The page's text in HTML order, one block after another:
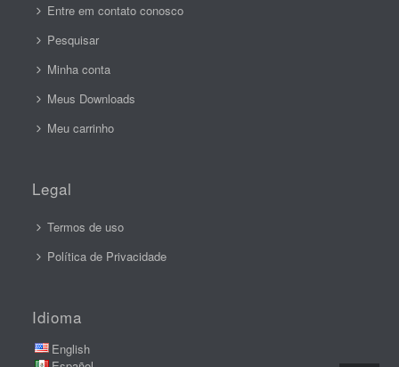
Entre em contato conosco
Pesquisar
Minha conta
Meus Downloads
Meu carrinho
Legal
Termos de uso
Política de Privacidade
Idioma
English